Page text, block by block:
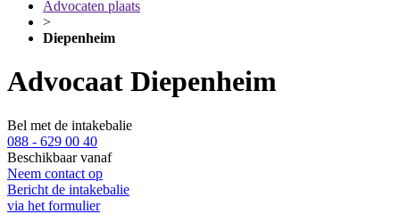
Advocaten plaats
>
Diepenheim
Advocaat Diepenheim
Bel met de intakebalie
088 - 629 00 40
Beschikbaar vanaf
Neem contact op
Bericht de intakebalie
via het formulier